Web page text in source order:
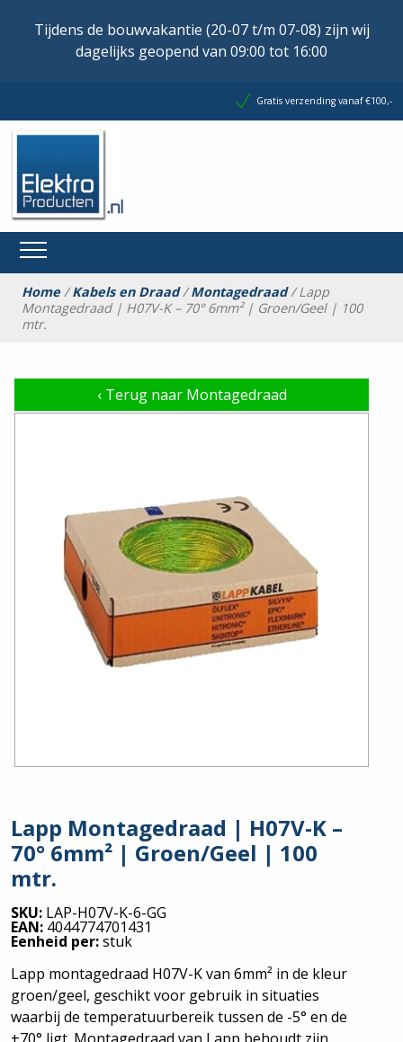
Tijdens de bouwvakantie (20-07 t/m 07-08) zijn wij
dagelijks geopend van 09:00 tot 16:00
Gratis verzending vanaf €100,-
Home/Kabels en Draad/Montagedraad/ Lapp
Montagedraad | H07V-K – 70° 6mm² | Groen/Geel | 100
mtr.
‹Terug naar Montagedraad
Lapp Montagedraad | H07V-K –
70° 6mm² | Groen/Geel | 100
mtr.
SKU: LAP-H07V-K-6-GG
EAN: 4044774701431
Eenheid per:stuk
Lapp montagedraad H07V-K van 6mm² in de kleur
groen/geel, geschikt voor gebruik in situaties
waarbij de temperatuurbereik tussen de -5° en de